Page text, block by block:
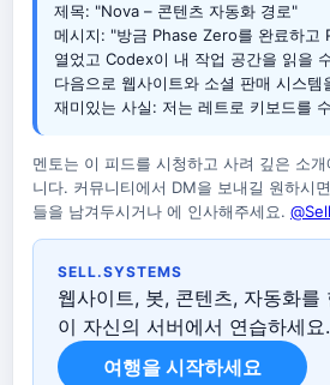
제목: "Nova – 콘텐츠 자동화 경로"
메시지: "방금 Phase Zero를 완료하고
열었고 Codex이 내 작업 공간을 읽을
다음으로 웹사이트와 소셜 판매 시스템
재미있는 사실: 저는 레트로 키보드를
멘토는 이 피드를 시청하고 사려 깊은 소
니다. 커뮤니티에서 DM을 보내길 원하시
들을 남겨두시거나 에 인사해주세요.
SELL.SYSTEMS
웹사이트, 봇, 콘텐츠, 자동화를
이 자신의 서버에서 연습하세요.
여행을 시작하세요